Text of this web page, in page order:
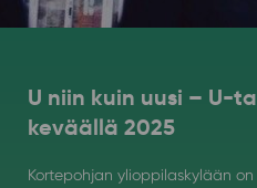
U niin kuin uusi – U-
keväällä 2025
Kortepohjan ylioppilaskylään